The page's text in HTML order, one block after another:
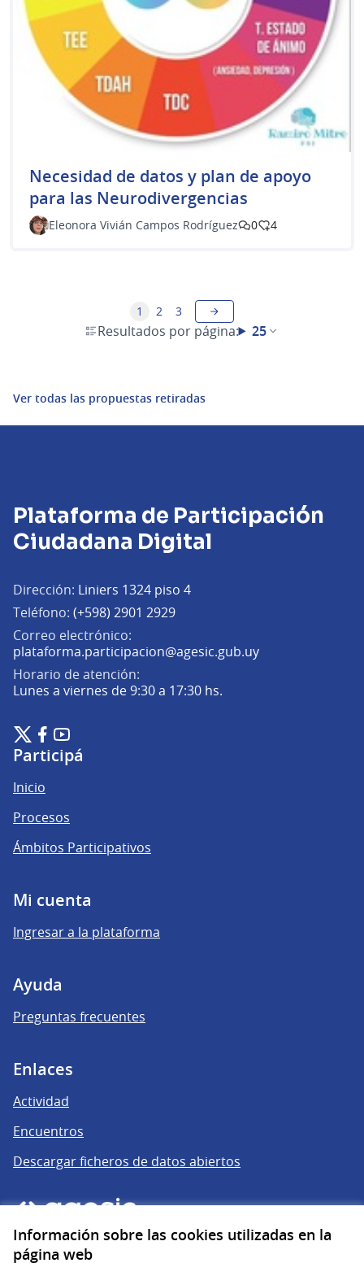
Información sobre las cookies utilizadas en la
página web
​Necesidad de datos y plan de apoyo
para las Neurodivergencias
Eleonora Vivián Campos Rodríguez 0 4
Resultados por página: 25
1 2 3
Ver todas las propuestas retiradas
Plataforma de Participación
Ciudadana Digital
Dirección: Liniers 1324 piso 4
Teléfono: (+598) 2901 2929
Correo electrónico:
plataforma.participacion@agesic.gub.uy(Abrir en una
Horario de atención:
Lunes a viernes de 9:30 a 17:30 hs.
Plataforma de Participación Ciudadana Digital en X
(Enlace externo)
Plataforma de Participación Ciudadana Digital en Facebook
(Enlace externo)
Plataforma de Participación Ciudadana Digital en
(Enlace externo)
Participá
Inicio
Procesos
Ámbitos Participativos
Mi cuenta
Ingresar a la plataforma
Ayuda
Preguntas frecuentes
Enlaces
Actividad
Encuentros
Descargar ficheros de datos abiertos